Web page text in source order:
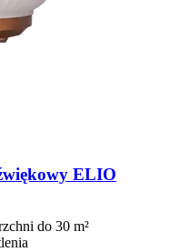
ELIO
do 30 m²